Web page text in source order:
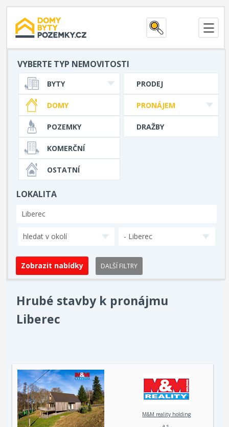
VYBERTE TYP NEMOVITOSTI
PRODEJ
PRONÁJEM
DRAŽBY
BYTY
DOMY
POZEMKY
KOMERČNÍ
OSTATNÍ
LOKALITA
hledat v okolí - Liberec
DALŠÍ FILTRY
Hrubé stavby k pronájmu
Liberec
M&M reality holding